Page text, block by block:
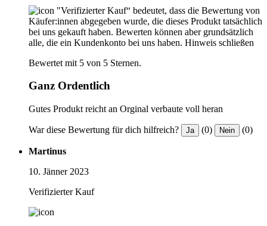
"Verifizierter Kauf“ bedeutet, dass die Bewertung von
Käufer:innen abgegeben wurde, die dieses Produkt tatsächlich
bei uns gekauft haben. Bewerten können aber grundsätzlich
alle, die ein Kundenkonto bei uns haben. Hinweis schließen
Bewertet mit 5 von 5 Sternen.
Ganz Ordentlich
Gutes Produkt reicht an Orginal verbaute voll heran
War diese Bewertung für dich hilfreich? Ja (0) Nein (0)
Martinus
10. Jänner 2023
Verifizierter Kauf